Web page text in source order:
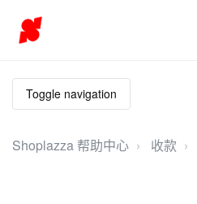
Toggle navigation
Shoplazza 帮助中心 收款